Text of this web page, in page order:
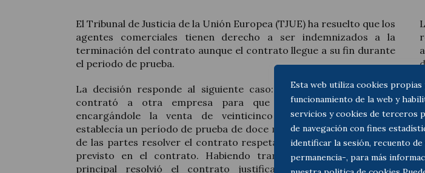
Esta web utiliza cookies
funcionamiento de la web y
servicios y cookies de terceros
de navegación con fines
identificar la sesión, recuento
permanencia-, para más
Nouvelles et
El Tribunal de Justicia de la Unión Europea (TJUE) ha resuelto que los
agentes comerciales tienen derecho a ser indemnizados a la
terminación del contrato aunque el contrato llegue a su fin durante
el periodo de prueba.
La decisión responde al siguiente caso: una empresa (principal)
contrató a otra empresa para que actuara como agente,
encargándole la venta de veinticinco viviendas. El contrato
establecía un período de prueba de doce meses, pudiendo cada una
de las partes resolver el contrato respetando el plazo de preaviso
previsto en el contrato. Habiendo transcurrido seis meses, el
principal resolvió el contrato justificando su decisión en el